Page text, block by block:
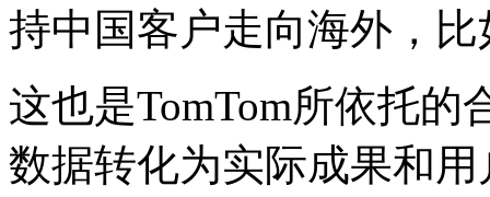
持中国客户走向海外，
这也是TomTom所依托
数据转化为实际成果和